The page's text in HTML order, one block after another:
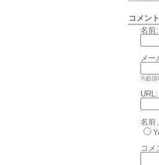
コメン
名前:
メー
※必須
URL:
名前
コメ